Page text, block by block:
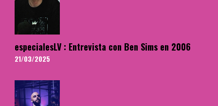
especialesLV : Entrevista con Ben Sims en 2006
21/03/2025